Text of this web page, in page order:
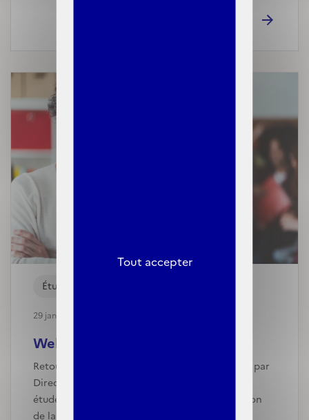
Tout accepter
Études
29 janvier, 2025
Webinaire sur le rapport des ...
Retour en images sur la nouvelle étude publiée par
Direction de la recherche, de l’évaluation, des
études et des statistiques (DREES) et la Direction
de la sécurité sociale (DSS) portant sur le rap…